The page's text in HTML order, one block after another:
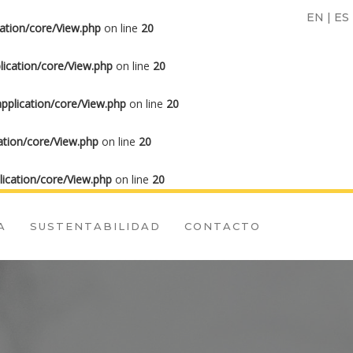
core/View.php on line 20
core/View.php on line 20
core/View.php on line 20
core/View.php on line 20
core/View.php on line 20
EN | ES
SUSTENTABILIDAD CONTACTO